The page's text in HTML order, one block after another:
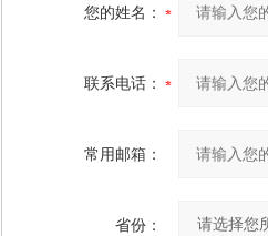
您的姓名：
联系电话：
常用邮箱：
省份：